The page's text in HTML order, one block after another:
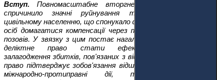
Вступ.
Повномасштабне вторгнення Росії в Україну
спричинило значні руйнування та величезну шкоду
цивільному населенню, що спонукало фізичних та юридичних
осіб домагатися компенсації через пред’явлення деліктних
позовів. У звязку з цим постає нагальне питання: чи може
деліктне право стати ефективним механізмом
залагодження збитків, пов'язаних з війною? Хоча міжнародне
право підтверджує зобов'язання відшкодовувати збитки за
міжнародно-протиправні дії, постраждалі часто